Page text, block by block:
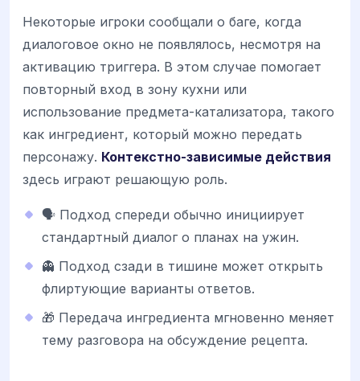
Некоторые игроки сообщали о баге, когда
диалоговое окно не появлялось, несмотря на
активацию триггера. В этом случае помогает
повторный вход в зону кухни или
использование предмета-катализатора, такого
как ингредиент, который можно передать
персонажу. Контекстно-зависимые действия
здесь играют решающую роль.
🗣️ Подход спереди обычно инициирует
стандартный диалог о планах на ужин.
👻 Подход сзади в тишине может открыть
флиртующие варианты ответов.
🎁 Передача ингредиента мгновенно меняет
тему разговора на обсуждение рецепта.